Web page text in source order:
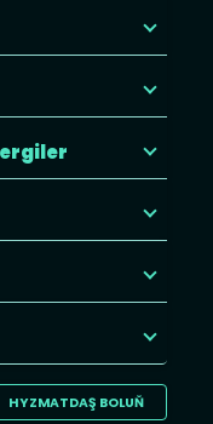
HYZMATDAŞ BOLUŇ